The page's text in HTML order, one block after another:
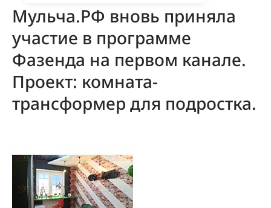
Мульча.РФ вновь приняла
участие в программе
Фазенда на первом канале.
Проект: комната-
трансформер для подростка.